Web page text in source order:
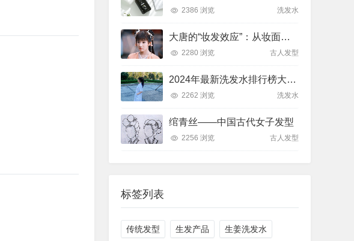
2386 浏览 洗发水
大唐的“妆发效应”：从妆面发型看唐朝国运盛衰
2280 浏览 古人发型
2024年最新洗发水排行榜大油头？稻草头？头屑多？头发塌？7款控油蓬松—顺滑留香—去屑滋养洗发水合集
2262 浏览 洗发水
绾青丝——中国古代女子发型
2256 浏览 古人发型
标签列表
传统发型 生发产品 生姜洗发水